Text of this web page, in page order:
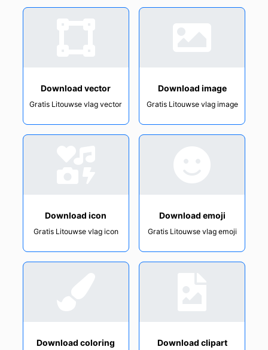
Download vector
Gratis Litouwse vlag vector
Download image
Gratis Litouwse vlag image
Download icon
Gratis Litouwse vlag icon
Download emoji
Gratis Litouwse vlag emoji
Download coloring Download clipart